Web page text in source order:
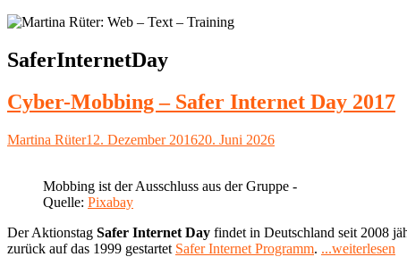
Schlagwort:
SaferInternetDay
Cyber-Mobbing – Safer Internet Day 2017
Autor
Martina RüterVeröffentlicht
12. Dezember 201620. Juni 2026
Mobbing ist der Ausschluss aus der Gruppe -
Quelle: Pixabay
Der Aktionstag Safer Internet Day findet in Deutschland seit 2008
zurück auf das 1999 gestartet Safer Internet Programm. ...weiterlesen